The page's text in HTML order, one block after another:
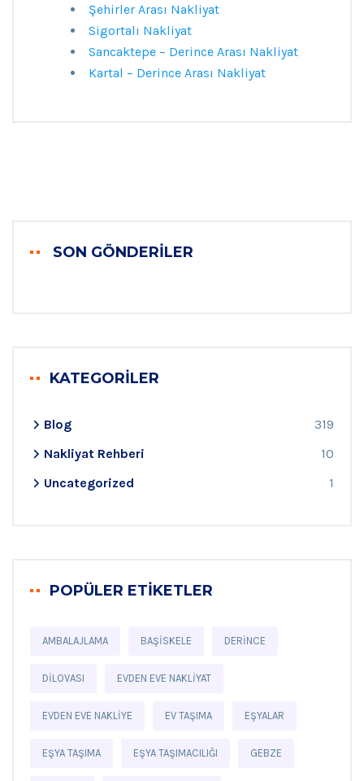
Şehirler Arası Nakliyat
Sigortalı Nakliyat
Sancaktepe – Derince Arası Nakliyat
Kartal – Derince Arası Nakliyat
SON GÖNDERILER
KATEGORILER
Blog
319
Nakliyat Rehberi
10
Uncategorized
1
POPÜLER ETIKETLER
AMBALAJLAMA BAŞISKELE DERINCE
DILOVASI EVDEN EVE NAKLIYAT
EVDEN EVE NAKLIYE EV TAŞIMA EŞYALAR
EŞYA TAŞIMA EŞYA TAŞIMACILIĞI GEBZE